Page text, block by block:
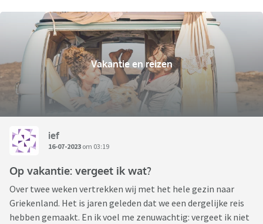
Vakantie en reizen
ief
16-07-2023 om 03:19
Op vakantie: vergeet ik wat?
Over twee weken vertrekken wij met het hele gezin naar
Griekenland. Het is jaren geleden dat we een dergelijke reis
hebben gemaakt. En ik voel me zenuwachtig: vergeet ik niet